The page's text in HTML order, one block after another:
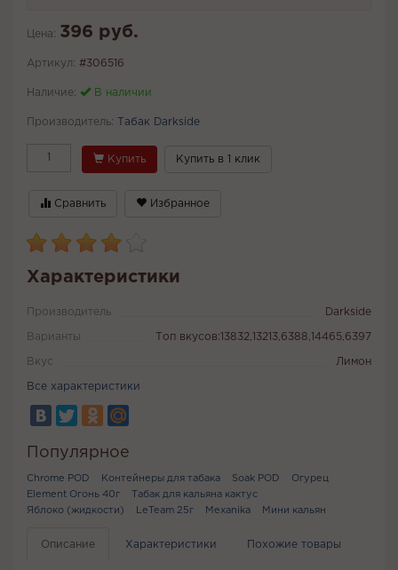
Цена: 396 руб.
Артикул: #306516
Наличие: В наличии
Производитель: Табак Darkside
Купить Купить в 1 клик
Сравнить Избранное
Характеристики
Производитель Darkside
Варианты Топ вкусов:13832,13213,6388,14465,6397
Вкус Лимон
Все характеристики
Популярное
Chrome POD Контейнеры для табака Soak POD
Огурец
Element Огонь 40г
Табак для кальяна кактус
Яблоко (жидкости)
LeTeam 25г Mexanika Мини кальян
Описание Характеристики Похожие товары